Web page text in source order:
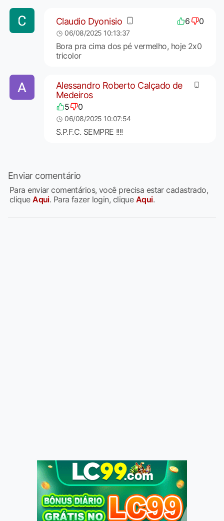
Claudio Dyonisio 6 0
06/08/2025 10:13:37
Bora pra cima dos pé vermelho, hoje 2x0
tricolor
Alessandro Roberto Calçado de
Medeiros
5 0
06/08/2025 10:07:54
S.P.F.C. SEMPRE !!!!
Enviar comentário
Para enviar comentários, você precisa estar cadastrado,
cliqueAqui. Para fazer login, clique Aqui.